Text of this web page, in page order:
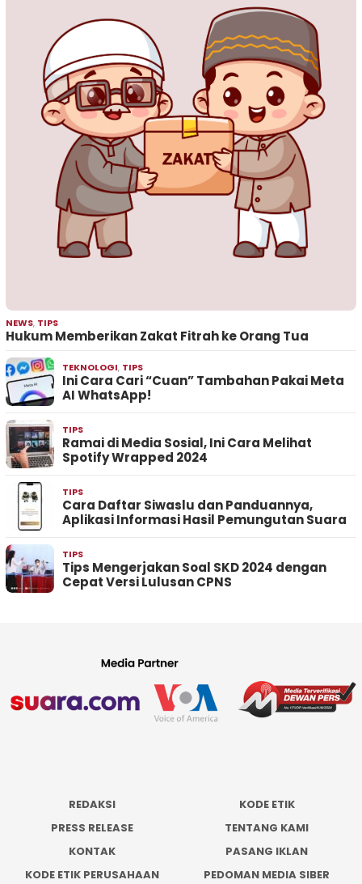
NEWS, TIPS
Hukum Memberikan Zakat Fitrah ke Orang Tua
TEKNOLOGI, TIPS
Ini Cara Cari “Cuan” Tambahan Pakai Meta
AI WhatsApp!
TIPS
Ramai di Media Sosial, Ini Cara Melihat
Spotify Wrapped 2024
TIPS
Cara Daftar Siwaslu dan Panduannya,
Aplikasi Informasi Hasil Pemungutan Suara
TIPS
Tips Mengerjakan Soal SKD 2024 dengan
Cepat Versi Lulusan CPNS
REDAKSI
KODE ETIK
PRESS RELEASE
TENTANG KAMI
KONTAK
PASANG IKLAN
KODE ETIK PERUSAHAAN
PEDOMAN MEDIA SIBER